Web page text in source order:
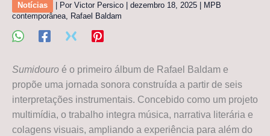
Notícias | Por Victor Persico dezembro 18, 2025
MPB
contemporânea, Rafael Baldam
Sumidouro é o primeiro álbum de Rafael Baldam e
propõe uma jornada sonora construída a partir de seis
interpretações instrumentais. Concebido como um projeto
multimídia, o trabalho integra música, narrativa literária e
colagens visuais, ampliando a experiência para além do